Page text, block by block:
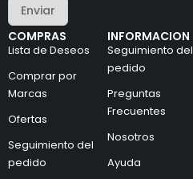
COMPRAS
Lista de Deseos
Comprar por
Marcas
Ofertas
Seguimiento del
pedido
INFORMACION
Seguimiento del
pedido
Preguntas
Frecuentes
Nosotros
Ayuda
n
i
c
o
e
l
c
t
r
ó
e
l
e
t
r
n
c
o
Enviar